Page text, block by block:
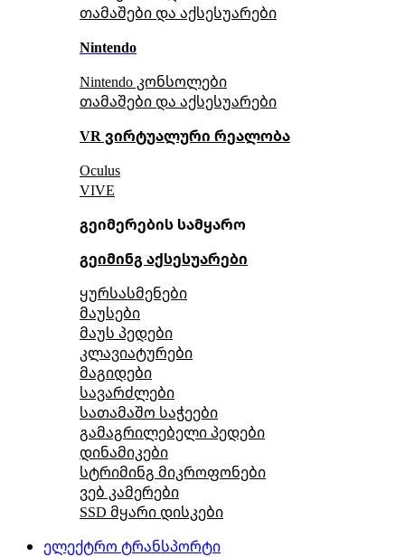
თამაშები და აქსესუარები
Nintendo
Nintendo კონსოლები
თამაშები და აქსესუარები
VR ვირტუალური რეალობა
Oculus
VIVE
გეიმერების სამყარო
გეიმინგ აქსესუარები
ყურსასმენები
მაუსები
მაუს პედები
კლავიატურები
მაგიდები
სავარძლები
სათამაშო საჭეები
გამაგრილებელი პედები
დინამიკები
სტრიმინგ მიკროფონები
ვებ კამერები
SSD მყარი დისკები
ელექტრო ტრანსპორტი